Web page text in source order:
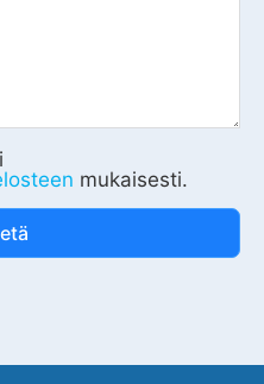
mukaisesti.